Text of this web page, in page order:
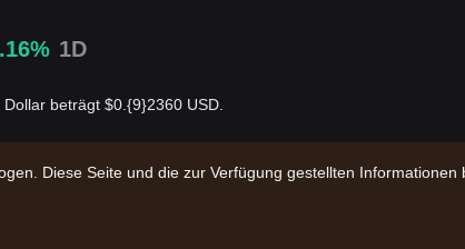
1D
beträgt $0.{9}2360 USD.
Diese Seite und die zur Verfügung gestellten